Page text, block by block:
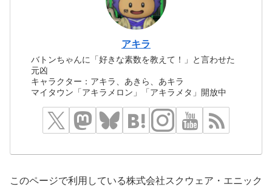
アキラ
バトンちゃんに「好きな素数を教えて！」と言わせた
元凶
キャラクター：アキラ、あきら、あキラ
マイタウン「アキラメロン」「アキラメタ」開放中
このページで利用している株式会社スクウェア・エニック